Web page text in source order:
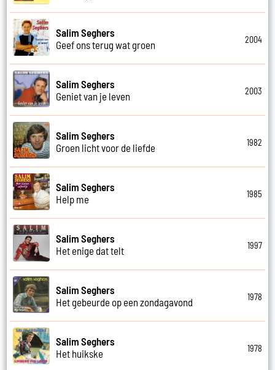
Salim Seghers
Geef ons terug wat groen
2004
Salim Seghers
Geniet van je leven
2003
Salim Seghers
Groen licht voor de liefde
1982
Salim Seghers
Help me
1985
Salim Seghers
Het enige dat telt
1997
Salim Seghers
Het gebeurde op een zondagavond
1978
Salim Seghers
Het huikske
1978